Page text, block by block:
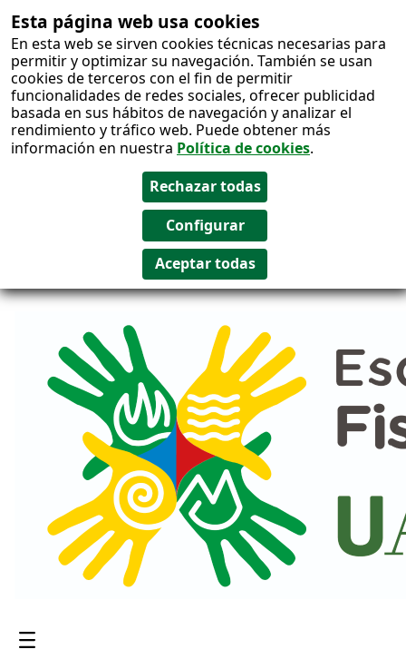
Esta página web usa cookies
En esta web se sirven cookies técnicas necesarias para
permitir y optimizar su navegación. También se usan
cookies de terceros con el fin de permitir
funcionalidades de redes sociales, ofrecer publicidad
basada en sus hábitos de navegación y analizar el
rendimiento y tráfico web. Puede obtener más
información en nuestra Política de cookies.
Salto al
contenido